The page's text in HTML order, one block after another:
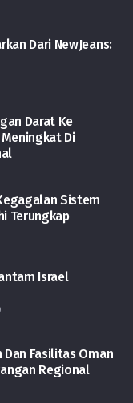
Dari NewJeans:
Darat Ke
Di
Sistem
Terungkap
Israel
Dan Fasilitas Oman
Regional